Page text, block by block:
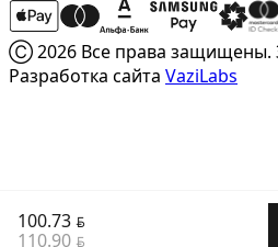
100.73 BYN
110.90 BYN
Ⓒ 2026 Все права защищены.
Разработка сайта VaziLabs